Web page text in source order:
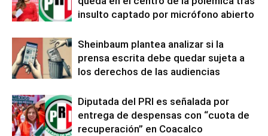
insulto captado por micrófono abierto
Sheinbaum plantea analizar si la
prensa escrita debe quedar sujeta a
los derechos de las audiencias
Diputada del PRI es señalada por
entrega de despensas con “cuota de
recuperación” en Coacalco